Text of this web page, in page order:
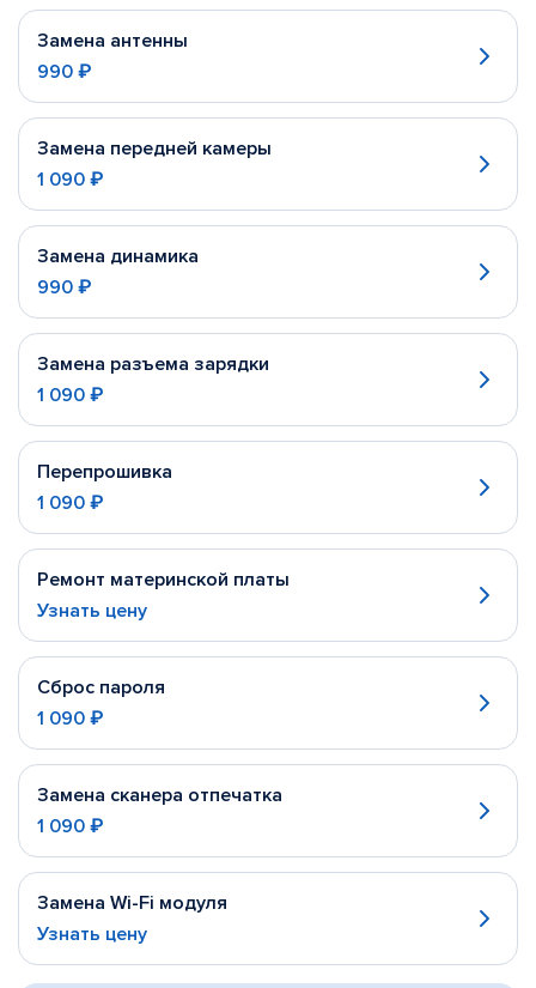
Замена антенны
990 ₽
Замена передней камеры
1 090 ₽
Замена динамика
990 ₽
Замена разъема зарядки
1 090 ₽
Перепрошивка
1 090 ₽
Ремонт материнской платы
Узнать цену
Сброс пароля
1 090 ₽
Замена сканера отпечатка
1 090 ₽
Замена Wi-Fi модуля
Узнать цену